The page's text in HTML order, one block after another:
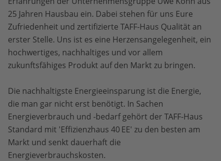
25 Jahren Hausbau ein. Dabei stehen für uns Eure
Zufriedenheit und zertifizierte TAFF-Haus Qualität an
erster Stelle. Uns ist es eine Herzensangelegenheit, ein
hochwertiges, nachhaltiges und vor allem
zukunftsfähiges Produkt auf den Markt zu bringen.
Die nachhaltigste Energieeinsparung ist die Energie,
die man gar nicht erst benötigt. In Sachen
Energieverbrauch und -bedarf gehört der TAFF-Haus
Standard mit 'Effizienzhaus 40 EE' zu den besten am
Markt und senkt dauerhaft die
Energieverbrauchskosten.